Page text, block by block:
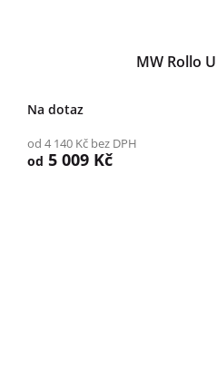
MW Rollo
Na dotaz
od 4 140 Kč bez DPH
od 5 009 Kč